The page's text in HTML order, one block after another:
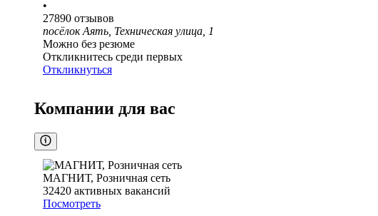
•
27890 отзывов
посёлок Аять, Техническая улица, 1
Можно без резюме
Откликнитесь среди первых
Откликнуться
Компании для вас
МАГНИТ, Розничная сеть
32420 активных вакансий
Посмотреть